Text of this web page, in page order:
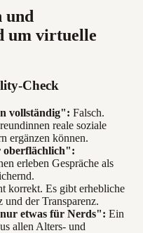
um virtuelle
Check
vollständig": Falsch.
reale soziale
ergänzen können.
oberflächlich":
erleben Gespräche als
korrekt. Es gibt erhebliche
und der Transparenz.
etwas für Nerds": Ein
allen Alters- und